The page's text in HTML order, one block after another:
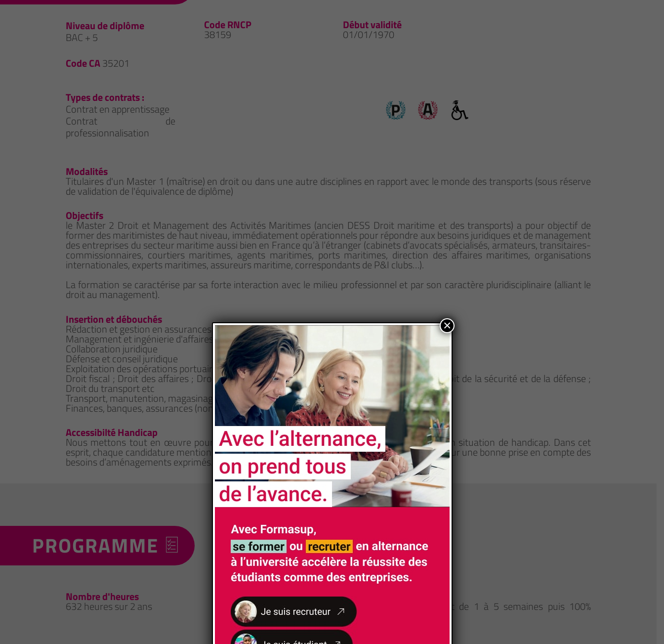
Niveau de diplôme
BAC + 5
Code RNCP
38159
Début validité
01/01/1970
Code CA35201
Types de contrats :
Contrat en apprentissage
Contrat de
professionnalisation
Modalités
Titulaires d'un Master 1 (maîtrise) en droit ou dans une autre disciplines en rapport avec le monde des transports (sous réserve
de validation de l'équivalence de diplôme)
Objectifs
le Master 2 Droit et Management des Activités Maritimes (ancien DESS Droit maritime et des transports) a pour objectif de
former des maritimistes de haut niveau, immédiatement opérationnels pour répondre aux besoins juridiques et de management
des entreprises du secteur maritime aussi bien en France qu’à l’étranger (cabinets d’avocats spécialisés, armateurs, transitaires-
commissionnaires, courtiers maritimes, agents maritimes, ports maritimes, direction des affaires maritimes, organisations
internationales, experts maritimes, assureurs maritime, correspondants de P&I clubs…).
La formation se caractérise par sa forte interaction avec le milieu professionnel et par son caractère pluridisciplinaire (alliant le
droit au management).
Insertion et débouchés
Rédaction et gestion en assurances
Management et ingénierie d'affaires
Collaboration juridique
Défense et conseil juridique
Exploitation des opérations portuaires et du transport maritime
Droit fiscal ; Droit des affaires ; Droit pénal ; Droit de l'environnement ; Droit de la santé ; Droit de la sécurité et de la défense ;
Droit du transport etc
Transport, manutention, magasinage
Finances, banques, assurances (non indiquée ou autre)
Accessibilté Handicap
Nous mettons tout en œuvre pour que nos formations soient accessibles aux personnes en situation de handicap. Dans cet
esprit, chaque candidature mentionnant un handicap fera l'objet d'un examen personnalisé pour une bonne prise en compte des
besoins d’aménagements exprimés.
PROGRAMME
Nombre d'heures
632 heures sur 2 ans
Rythme d'alternance
alternance entre formation et entreprise allant de 1 à 5 semaines puis 100%
entreprise à partir de juin
×